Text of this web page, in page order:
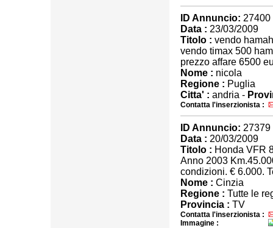
ID Annuncio: 27400
Data : 23/03/2009
Titolo : vendo
vendo timax 500
prezzo affare 6500
Nome : nicola
Regione : Puglia
Citta' : andria -
Contatta l'inserzionista :
ID Annuncio: 27379
Data : 20/03/2009
Titolo : Honda VFR
Anno 2003
condizioni. € 6.000.
Nome : Cinzia
Regione : Tutte le
Provincia : TV
Contatta l'inserzionista :
Immagine :